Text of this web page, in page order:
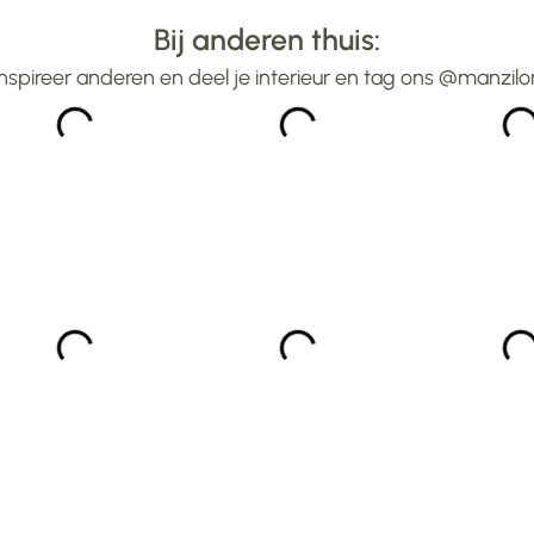
hebben. Was er binnen
aangegeven aantal
weken.Heel blij mee ...
Bij anderen thuis:
anderen en deel je interieur en tag ons